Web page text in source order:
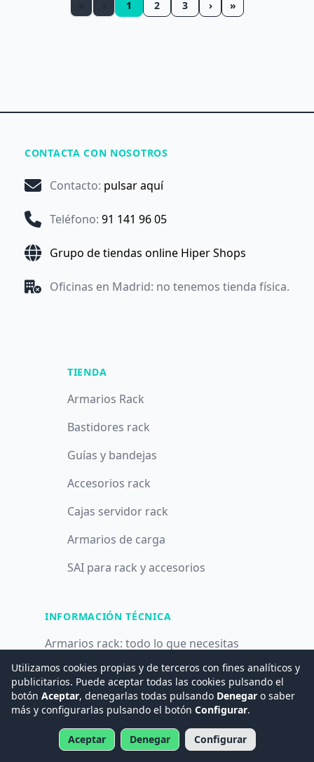
1 2 3 › »
CONTACTA CON NOSOTROS
Contacto: pulsar aquí
Teléfono: 91 141 96 05
Grupo de tiendas online Hiper Shops
Oficinas en Madrid: no tenemos tienda física.
TIENDA
Armarios Rack
Bastidores rack
Guías y bandejas
Accesorios rack
Cajas servidor rack
Armarios de carga
SAI para rack y accesorios
INFORMACIÓN TÉCNICA
Armarios rack: todo lo que necesitas
SAI/UPS para rack 19": alimentación
continua y protección para la electrónica
Utilizamos cookies propias y de terceros con fines analíticos y
publicitarios. Puede aceptar todas las cookies pulsando el
botón Aceptar, denegarlas todas pulsando Denegar o saber
más y configurarlas pulsando el botón Configurar.
Aceptar Denegar Configurar